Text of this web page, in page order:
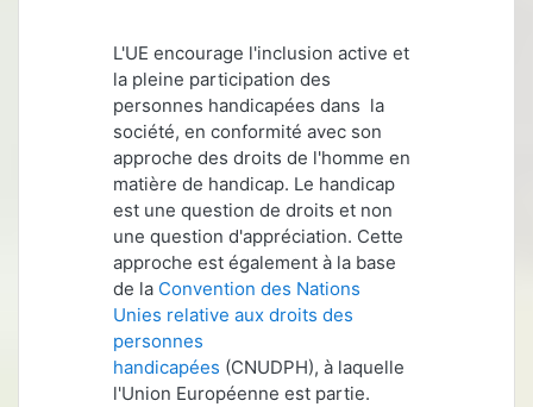
L'UE encourage l'inclusion active et
la pleine participation des
personnes handicapées dans la
société, en conformité avec son
approche des droits de l'homme en
matière de handicap. Le handicap
est une question de droits et non
une question d'appréciation. Cette
approche est également à la base
de la Convention des Nations
Unies relative aux droits des
personnes
handicapées (CNUDPH), à laquelle
l'Union Européenne est partie.